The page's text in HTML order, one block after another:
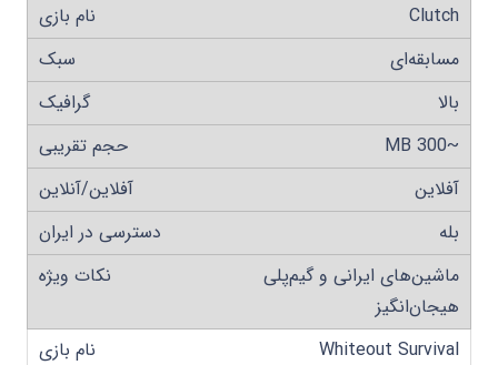
Clutch
مسابقه‌ای
بالا
~300 MB
آفلاین
بله
ماشین‌های ایرانی و گیم‌پلی
هیجان‌انگیز
Whiteout Survival